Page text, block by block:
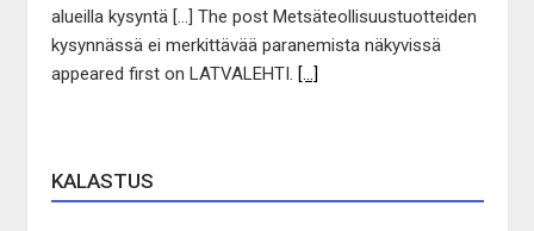
alueilla kysyntä […] The post Metsäteollisuustuotteiden
kysynnässä ei merkittävää paranemista näkyvissä
appeared first on LATVALEHTI. [...]
KALASTUS